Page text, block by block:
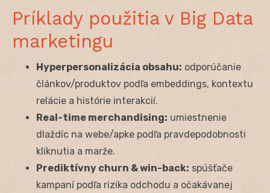
Príklady použitia v Big Data
marketingu
Hyperpersonalizácia obsahu: odporúčanie
článkov/produktov podľa embeddings, kontextu
relácie a histórie interakcií.
Real-time merchandising: umiestnenie
dlaždíc na webe/apke podľa pravdepodobnosti
kliknutia a marže.
Prediktívny churn & win-back: spúšťače
kampaní podľa rizika odchodu a očakávanej